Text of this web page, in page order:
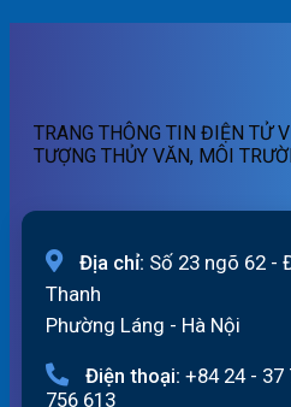
09/08/lũ
cảnh
ngày
07/8/
TRANG THÔNG TIN ĐIỆN TỬ
TƯỢNG THỦY VĂN, MÔI
Địa chỉ: Số 23 ngõ 62 -
Thanh
Phường Láng - Hà Nội
Điện thoại: +84 24 - 37
756 613